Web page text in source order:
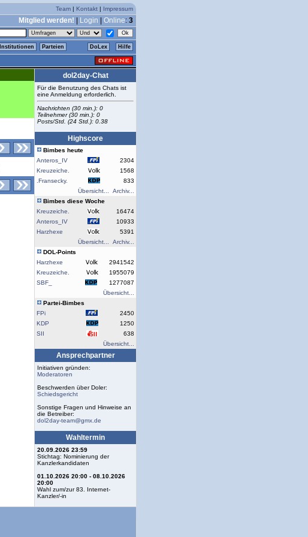
Team | Kontakt | Impressum
Mitglied werden! Login Online: 3
Institutionen Parteien DoLex Hilfe
dol2day-Chat
Für die Benutzung des Chats ist
eine Anmeldung erforderlich.
Nachrichten (30 min.): 0
Teilnehmer (30 min.): 0
Posts/Std. (24 Std.): 0.38
Highscore
Bimbes heute
Anteros_IV
2304
Kreuzeiche.
1568
.Fransecky.
833
Übersicht...
Archiv...
Bimbes diese Woche
Kreuzeiche.
16474
Anteros_IV
10933
Harzhexe
5391
Übersicht...
Archiv...
DOL-Points
Harzhexe
2941542
Kreuzeiche.
1955079
SBF_
1277087
Übersicht...
Partei-Bimbes
FPi
2450
KDP
1250
SII
638
Übersicht...
Ansprechpartner
Initiativen gründen:
Moderatoren
Beschwerden über Doler:
Schiedsgericht
Sonstige Fragen und Hinweise an
die Betreiber:
dol2day-team@gmx.de
Wahltermin
20.09.2026 23:59
Stichtag: Nominierung der
Kanzlerkandidaten
01.10.2026 20:00 - 08.10.2026
20:00
Wahl zum/zur 83. Internet-
Kanzler/-in